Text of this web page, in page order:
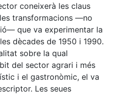
coneixerà les claus
transformacions —no
que va experimentar la
dècades de 1950 i 1990.
sobre la qual
del sector agrari i més
i el gastronòmic, el va
Les seues